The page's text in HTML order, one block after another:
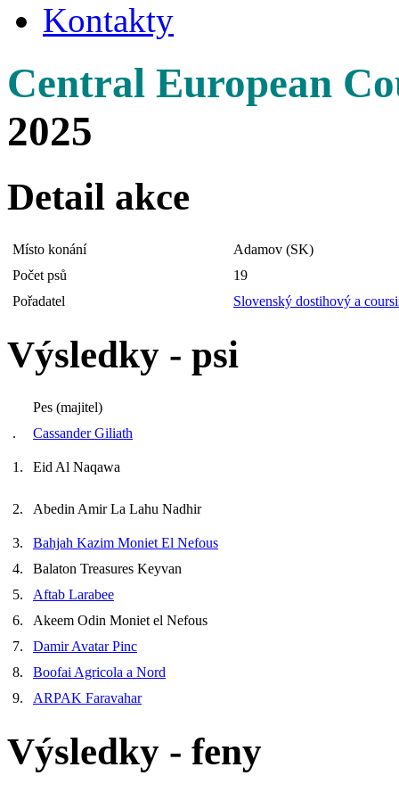
Kontakty
Central European
2025
Detail akce
Místo konání
Adamov (SK)
Počet psů
19
Pořadatel
Slovenský dostihový a
Výsledky - psi
Pes (majitel)
.
Cassander Giliath
1. Eid Al Naqawa
2. Abedin Amir La Lahu Nadhir
3.
Bahjah Kazim Moniet El Nefous
4.
Balaton Treasures Keyvan
5.
Aftab Larabee
6.
Akeem Odin Moniet el Nefous
7.
Damir Avatar Pinc
8.
Boofai Agricola a Nord
9.
ARPAK Faravahar
Výsledky - feny